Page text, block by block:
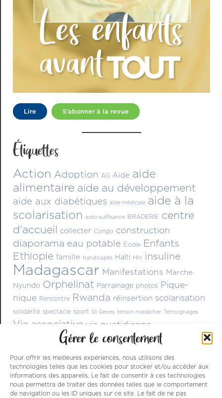
Gérer le consentement
Pour offrir les meilleures expériences, nous utilisons des
technologies telles que les cookies pour stocker et/ou accéder aux
informations des appareils. Le fait de consentir à ces technologies
nous permettra de traiter des données telles que le comportement
de navigation ou les ID uniques sur ce site. Le fait de ne pas
Lire S’abonner à la revue
Étiquettes
Action Adoption AG Aide aide
alimentaire aide au développement
aide aux diabétiques aide médicale aide à la
scolarisation auto-suffisance BRADERIE centre
d'accueil collecter Congo construction
diaporama eau potable Ecole Enfants
Ethiopie famille handicapés Haïti Hiv insuline
Madagascar Manifestations Marche
Nyundo Orphelinat Parrainage photos Pique-
nique Rencontre Rwanda réinsertion scolarisation
solidarité spectacle sport St Genes terrain maraîcher Témoignages
Vie associative vie quotidienne